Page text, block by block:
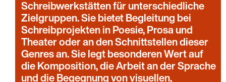
Schreibwerkstätten für unterschiedliche
Zielgruppen. Sie bietet Begleitung bei
Schreibprojekten in Poesie, Prosa und
Theater oder an den Schnittstellen dieser
Genres an. Sie legt besonderen Wert auf
die Komposition, die Arbeit an der Sprache
und die Begegnung von visuellen,